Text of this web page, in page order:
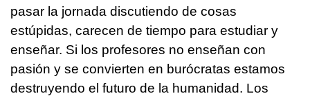
pasar la jornada discutiendo de cosas
estúpidas, carecen de tiempo para estudiar y
enseñar. Si los profesores no enseñan con
pasión y se convierten en burócratas estamos
destruyendo el futuro de la humanidad. Los